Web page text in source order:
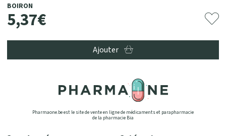
BOIRON
5,37€
Ajouter
Pharmaone.be est le site de vente en ligne de médicaments et parapharmacie
de la pharmacie Bia